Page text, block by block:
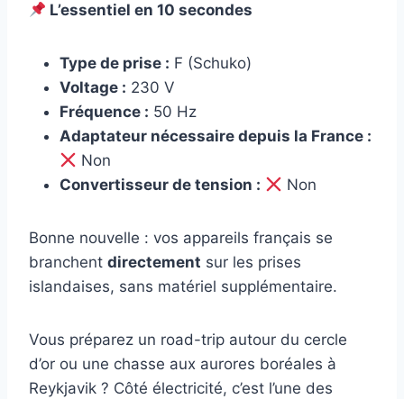
L’essentiel en 10 secondes
Type de prise : F (Schuko)
Voltage : 230 V
Fréquence : 50 Hz
Adaptateur nécessaire depuis la France :
Non
Convertisseur de tension :
Non
Bonne nouvelle : vos appareils français se
branchent directement sur les prises
islandaises, sans matériel supplémentaire.
Vous préparez un road-trip autour du cercle
d’or ou une chasse aux aurores boréales à
Reykjavik ? Côté électricité, c’est l’une des